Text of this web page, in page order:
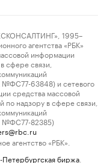
1995–
агентства «РБК»
информации
сфере связи,
№ФС77-63848) и сетевого
средства массовой
надзору в сфере связи,
№ФС77-82385)
агентство «РБК».
Петербургская биржа